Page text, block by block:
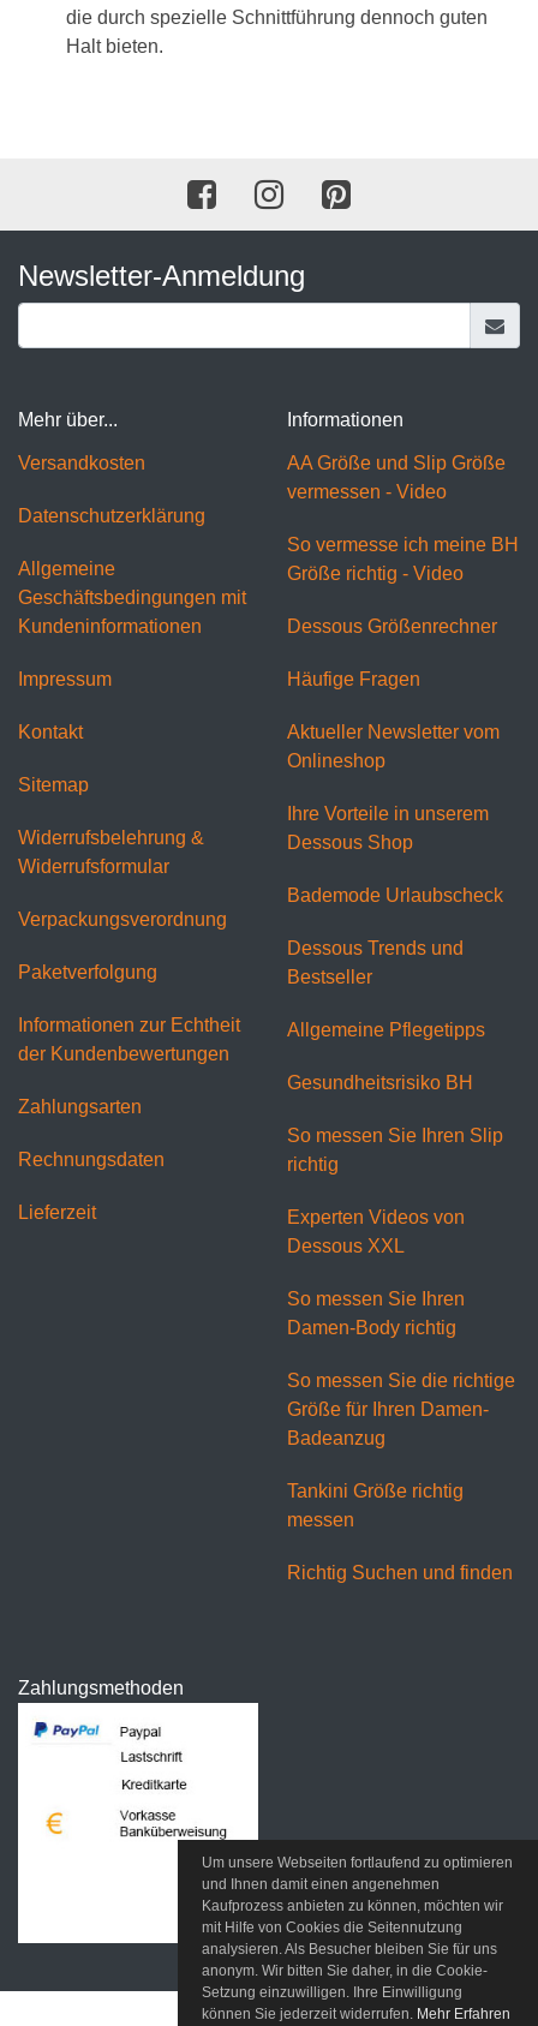
die durch spezielle Schnittführung dennoch guten
Halt bieten.
Newsletter-Anmeldung
Mehr über...
Versandkosten
Datenschutzerklärung
Allgemeine
Geschäftsbedingungen mit
Kundeninformationen
Impressum
Kontakt
Sitemap
Widerrufsbelehrung &
Widerrufsformular
Verpackungsverordnung
Paketverfolgung
Informationen zur Echtheit
der Kundenbewertungen
Zahlungsarten
Rechnungsdaten
Lieferzeit
Informationen
AA Größe und Slip Größe
vermessen - Video
So vermesse ich meine BH
Größe richtig - Video
Dessous Größenrechner
Häufige Fragen
Aktueller Newsletter vom
Onlineshop
Ihre Vorteile in unserem
Dessous Shop
Bademode Urlaubscheck
Dessous Trends und
Bestseller
Allgemeine Pflegetipps
Gesundheitsrisiko BH
So messen Sie Ihren Slip
richtig
Experten Videos von
Dessous XXL
So messen Sie Ihren
Damen-Body richtig
So messen Sie die richtige
Größe für Ihren Damen-
Badeanzug
Tankini Größe richtig
messen
Richtig Suchen und finden
Zahlungsmethoden
Um unsere Webseiten fortlaufend zu optimieren
und Ihnen damit einen angenehmen
Kaufprozess anbieten zu können, möchten wir
mit Hilfe von Cookies die Seitennutzung
analysieren. Als Besucher bleiben Sie für uns
anonym. Wir bitten Sie daher, in die Cookie-
Setzung einzuwilligen. Ihre Einwilligung
können Sie jederzeit widerrufen. Mehr Erfahren